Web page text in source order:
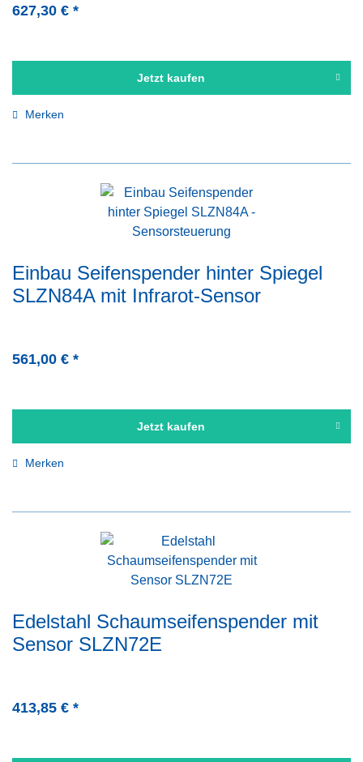
627,30 € *
Jetzt kaufen
Merken
Einbau Seifenspender hinter Spiegel
SLZN84A mit Infrarot-Sensor
561,00 € *
Jetzt kaufen
Merken
Edelstahl Schaumseifenspender mit
Sensor SLZN72E
413,85 € *